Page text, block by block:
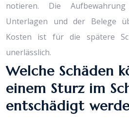
notieren. Die
Unterlagen und der Belege
Kosten ist für die spätere
unerlässlich.
Welche Schäden
einem Sturz im
entschädigt